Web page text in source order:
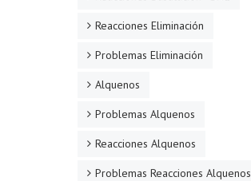
Reacciones Eliminación
Problemas Eliminación
Alquenos
Problemas Alquenos
Reacciones Alquenos
Problemas Reacciones Alquenos